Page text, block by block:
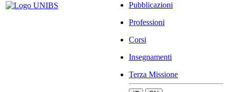
Pubblicazioni
Professioni
Corsi
Insegnamenti
Terza Missione